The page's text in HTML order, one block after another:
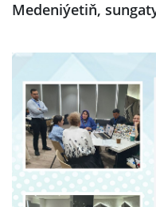
Medeniýetiň,